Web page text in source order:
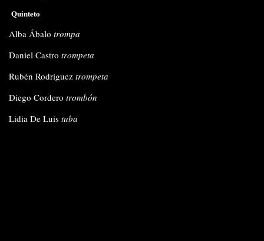
Quinteto
Alba Ábalo trompa
Daniel Castro trompeta
Rubén Rodríguez trompeta
Diego Cordero trombón
Lidia De Luis tuba